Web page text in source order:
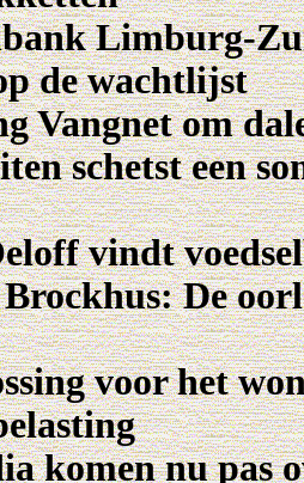
Limburg-
de wachtlijst
Vangnet om
schetst een
vindt
De
voor het
komen nu pas